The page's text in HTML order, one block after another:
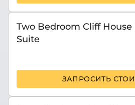
Two Bedroom Cliff House
Suite
ЗАПРОСИТЬ